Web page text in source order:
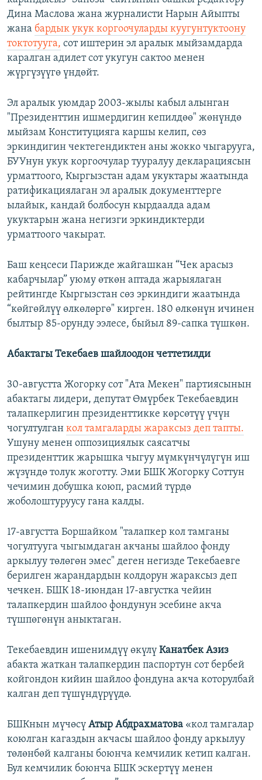
Дина Маслова жана журналисти Нарын Айыпты
жана бардык укук коргоочуларды куугунтуктоону
токтотууга, сот иштерин эл аралык мыйзамдарда
каралган адилет сот укугун сактоо менен
жүргүзүүгө үндөйт.
Эл аралык уюмдар 2003-жылы кабыл алынган
"Президенттин ишмердигин кепилдөө" жөнүндө
мыйзам Конституцияга каршы келип, сөз
эркиндигин чектегендиктен аны жокко чыгарууга,
БУУнун укук коргоочулар тууралуу декларациясын
урматтоого, Кыргызстан адам укуктары жаатында
ратификациялаган эл аралык документтерге
ылайык, кандай болбосун кырдаалда адам
укуктарын жана негизги эркиндиктерди
урматтоого чакырат.
Баш кеңсеси Парижде жайгашкан “Чек арасыз
кабарчылар” уюму өткөн аптада жарыялаган
рейтингде Кыргызстан сөз эркиндиги жаатында
“көйгөйлүү өлкөлөргө" кирген. 180 өлкөнүн ичинен
былтыр 85-орунду ээлесе, быйыл 89-сапка түшкөн.
Абактагы Текебаев шайлоодон четтетилди
30-августта Жогорку сот "Ата Мекен" партиясынын
абактагы лидери, депутат Өмүрбек Текебаевдин
талапкерлигин президенттикке көрсөтүү үчүн
чогултулган кол тамгаларды жараксыз деп тапты.
Ушуну менен оппозициялык саясатчы
президенттик жарышка чыгуу мүмкүнчүлүгүн иш
жүзүндө толук жоготту. Эми БШК Жогорку Соттун
чечимин добушка коюп, расмий түрдө
жоболоштуруусу гана калды.
17-августта Боршайком "талапкер кол тамганы
чогултууга чыгымдаган акчаны шайлоо фонду
аркылуу төлөгөн эмес" деген негизде Текебаевге
берилген жарандардын колдорун жараксыз деп
чечкен. БШК 18-июндан 17-августка чейин
талапкердин шайлоо фондунун эсебине акча
түшпөгөнүн аныктаган.
Текебаевдин ишенимдүү өкүлү Канатбек Азиз
абакта жаткан талапкердин паспортун cот бербей
койгондон кийин шайлоо фондуна акча которулбай
калган деп түшүндүрүүдө.
БШКнын мүчөсү Атыр Абдрахматова «кол тамгалар
коюлган кагаздын акчасы шайлоо фонду аркылуу
төлөнбөй калганы боюнча кемчилик кетип калган.
Бул кемчилик боюнча БШК эскертүү менен